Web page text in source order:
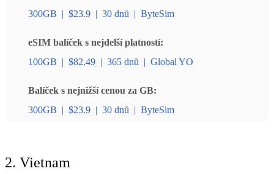
300GB | $23.9 | 30 dnů | ByteSim
eSIM balíček s nejdelší platností:
100GB | $82.49 | 365 dnů | Global YO
Balíček s nejnižší cenou za GB:
300GB | $23.9 | 30 dnů | ByteSim
2. Vietnam